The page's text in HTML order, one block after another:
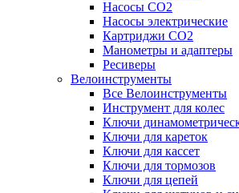
Насосы CO2
Насосы электрические
Картриджи CO2
Манометры и адаптеры
Ресиверы
Велоинструменты
Все Велоинструменты
Инструмент для колес
Ключи
Ключи для кареток
Ключи для кассет
Ключи для тормозов
Ключи для цепей